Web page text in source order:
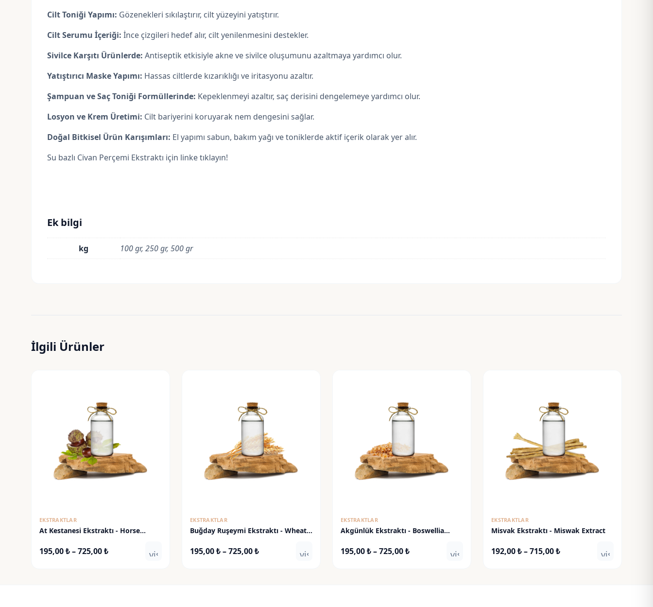
Cilt Toniği Yapımı: Gözenekleri sıkılaştırır, cilt yüzeyini yatıştırır.
Cilt Serumu İçeriği: İnce çizgileri hedef alır, cilt yenilenmesini destekler.
Sivilce Karşıtı Ürünlerde: Antiseptik etkisiyle akne ve sivilce oluşumunu azaltmaya yardımcı olur.
Yatıştırıcı Maske Yapımı: Hassas ciltlerde kızarıklığı ve iritasyonu azaltır.
Şampuan ve Saç Toniği Formüllerinde: Kepeklenmeyi azaltır, saç derisini dengelemeye yardımcı olur.
Losyon ve Krem Üretimi: Cilt bariyerini koruyarak nem dengesini sağlar.
Doğal Bitkisel Ürün Karışımları: El yapımı sabun, bakım yağı ve toniklerde aktif içerik olarak yer alır.
Su bazlı Civan Perçemi Ekstraktı için linke tıklayın!
Ek bilgi
kg 100 gr, 250 gr, 500 gr
İlgili Ürünler
EKSTRAKTLAR
At Kestanesi Ekstraktı - Horse
195,00₺–725,00₺Fiyat
visibility
EKSTRAKTLAR
Buğday Ruşeymi Ekstraktı - Wheat
195,00₺–725,00₺Fiyat
visibility
EKSTRAKTLAR
Akgünlük Ekstraktı - Boswellia
195,00₺–725,00₺Fiyat
visibility
EKSTRAKTLAR
Misvak Ekstraktı - Miswak Extract
192,00₺–715,00₺Fiyat
visibility